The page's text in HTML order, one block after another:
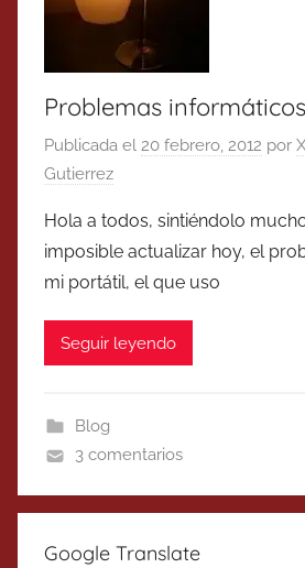
Problemas informáticos
Publicada el 20 febrero, 2012 por
Gutierrez
Hola a todos, sintiéndolo
imposible actualizar hoy, el
mi portátil, el que uso
Seguir leyendo
Blog
3 comentarios
Google Translate